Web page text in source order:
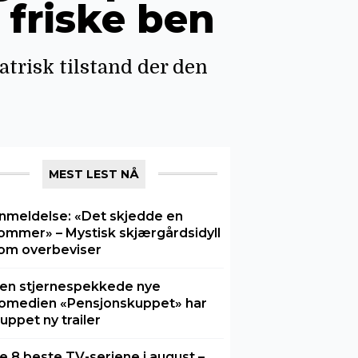
ben
tilstand der den
MEST LEST NÅ
«Det skjedde en
– Mystisk skjærgårdsidyll
overbeviser
stjernespekkede nye
«Pensjonskuppet» har
ny trailer